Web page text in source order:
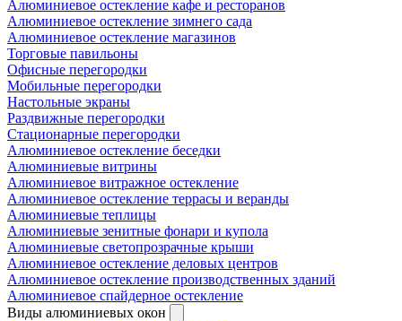
Алюминиевое остекление кафе и ресторанов
Алюминиевое остекление зимнего сада
Алюминиевое остекление магазинов
Торговые павильоны
Офисные перегородки
Мобильные перегородки
Настольные экраны
Раздвижные перегородки
Стационарные перегородки
Алюминиевое остекление беседки
Алюминиевые витрины
Алюминиевое витражное остекление
Алюминиевое остекление террасы и веранды
Алюминиевые теплицы
Алюминиевые зенитные фонари и купола
Алюминиевые светопрозрачные крыши
Алюминиевое остекление деловых центров
Алюминиевое остекление производственных зданий
Алюминиевое спайдерное остекление
Виды алюминиевых окон